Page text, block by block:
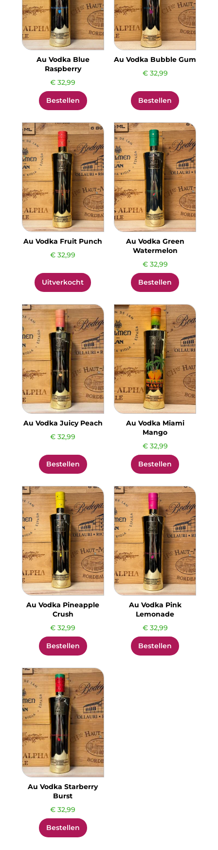
Au Vodka Blue
Raspberry
€ 32,99
Bestellen
Au Vodka Bubble Gum
€32,99
Bestellen
Au Vodka Fruit Punch
€ 32,99
Uitverkocht
Au Vodka Green
Watermelon
€32,99
Bestellen
Au Vodka Juicy Peach
€ 32,99
Bestellen
Au Vodka Miami
Mango
€32,99
Bestellen
Au Vodka Pineapple
Crush
€ 32,99
Bestellen
Au Vodka Pink
Lemonade
€32,99
Bestellen
Au Vodka Starberry
Burst
€ 32,99
Bestellen